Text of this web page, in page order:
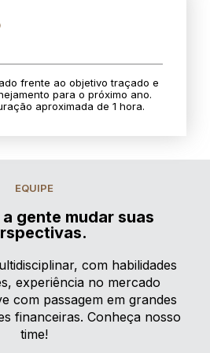
frente ao objetivo traçado e
para o próximo ano.
aproximada de 1 hora.
EQUIPE
gente mudar suas
com habilidades
experiência no mercado
com passagem em grandes
financeiras. Conheça nosso
time!